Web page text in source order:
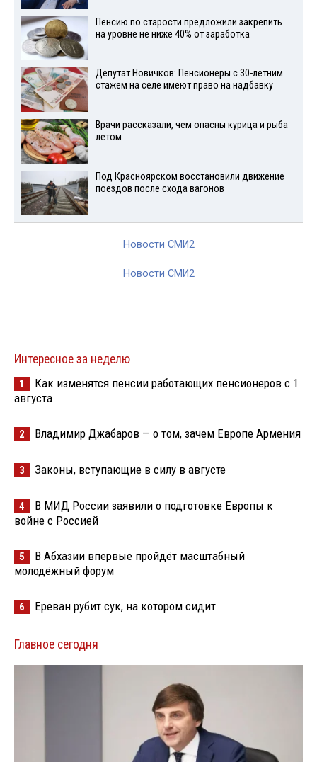
Пенсию по старости предложили закрепить
на уровне не ниже 40% от заработка
Депутат Новичков: Пенсионеры с 30-летним
стажем на селе имеют право на надбавку
Врачи рассказали, чем опасны курица и рыба
летом
Под Красноярском восстановили движение
поездов после схода вагонов
Новости СМИ2
Новости СМИ2
Интересное за неделю
1
Как изменятся пенсии работающих пенсионеров с 1
августа
2 Владимир Джабаров — о том, зачем Европе Армения
3 Законы, вступающие в силу в августе
4
В МИД России заявили о подготовке Европы к
войне с Россией
5
В Абхазии впервые пройдёт масштабный
молодёжный форум
6 Ереван рубит сук, на котором сидит
Главное сегодня